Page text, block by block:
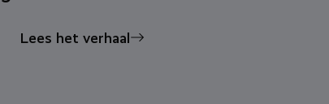
Lees het verhaal